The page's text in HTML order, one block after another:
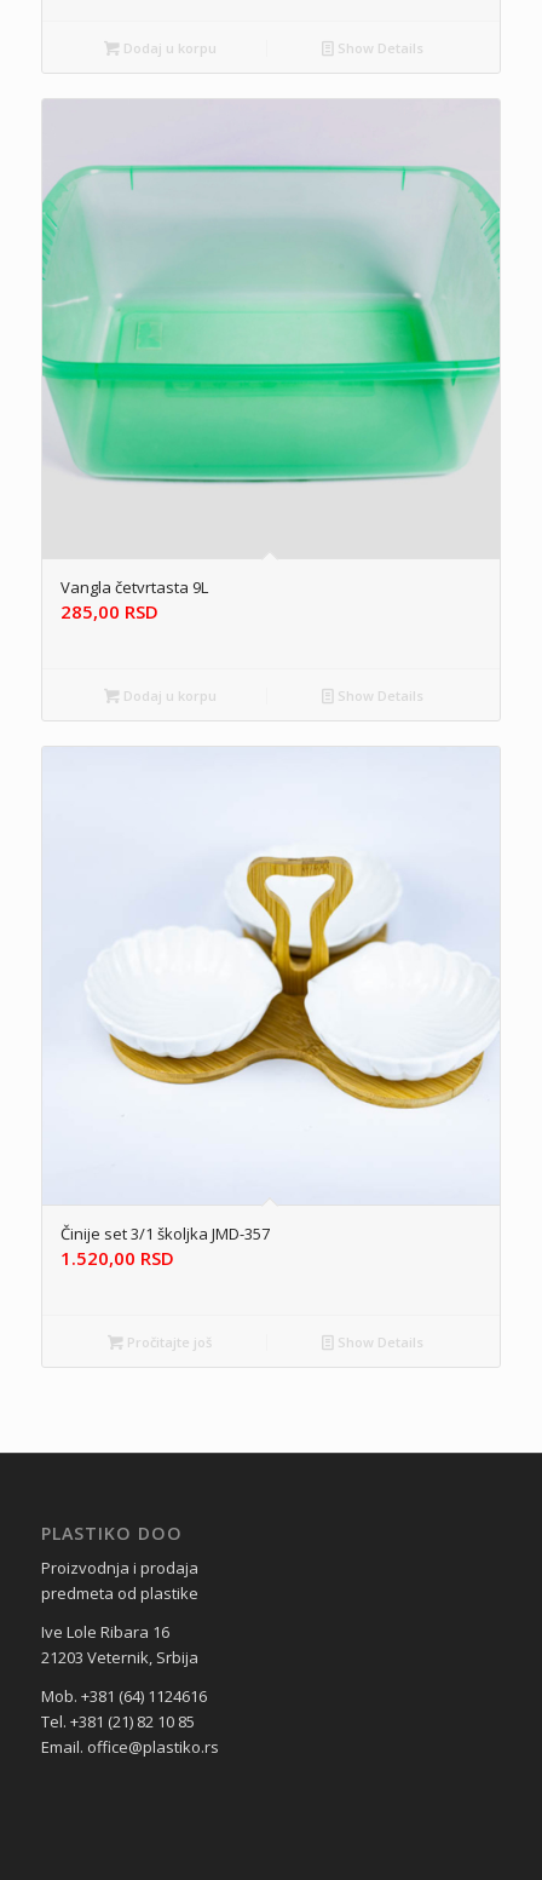
Dodaj u korpu Show Details
Vangla četvrtasta 9L
285,00 RSD
Dodaj u korpu Show Details
Činije set 3/1 školjka JMD-357
1.520,00 RSD
Pročitajte još Show Details
PLASTIKO DOO
Proizvodnja i prodaja
predmeta od plastike
Ive Lole Ribara 16
21203 Veternik, Srbija
Mob. +381 (64) 1124616
Tel. +381 (21) 82 10 85
Email. office@plastiko.rs